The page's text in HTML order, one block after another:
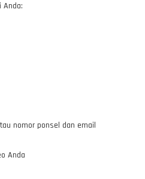
nomor ponsel dan email
Anda